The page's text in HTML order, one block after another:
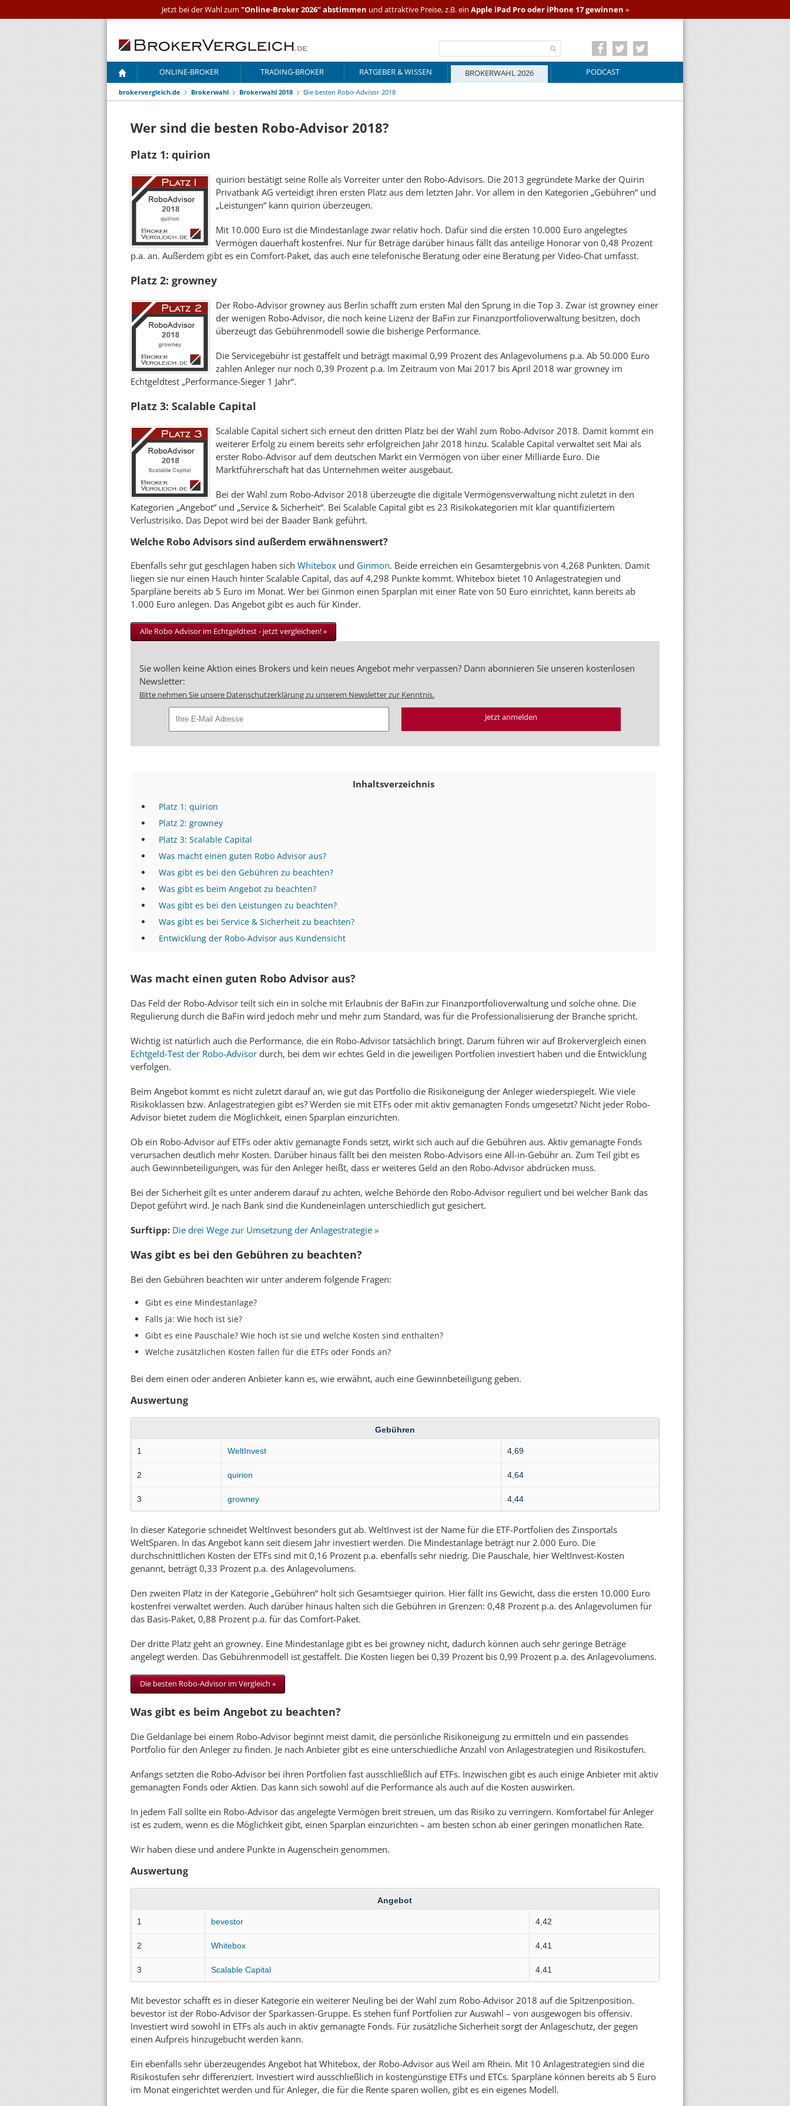
ONLINE-BROKER TRADING-BROKER RATGEBER & WISSEN BROKERWAHL 2026 PODCAST
brokervergleich.de Brokerwahl Brokerwahl 2018 Die besten Robo-Advisor 2018
Wer sind die besten Robo-Advisor 2018?
Platz 1: quirion
quirion bestätigt seine Rolle als Vorreiter unter den Robo-Advisors. Die 2013 gegründete Marke der Quirin
Privatbank AG verteidigt ihren ersten Platz aus dem letzten Jahr. Vor allem in den Kategorien „Gebühren“ und
„Leistungen“ kann quirion überzeugen.
Mit 10.000 Euro ist die Mindestanlage zwar relativ hoch. Dafür sind die ersten 10.000 Euro angelegtes
Vermögen dauerhaft kostenfrei. Nur für Beträge darüber hinaus fällt das anteilige Honorar von 0,48 Prozent
p.a. an. Außerdem gibt es ein Comfort-Paket, das auch eine telefonische Beratung oder eine Beratung per Video-Chat umfasst.
Platz 2: growney
Der Robo-Advisor growney aus Berlin schafft zum ersten Mal den Sprung in die Top 3. Zwar ist growney einer
der wenigen Robo-Advisor, die noch keine Lizenz der BaFin zur Finanzportfolioverwaltung besitzen, doch
überzeugt das Gebührenmodell sowie die bisherige Performance.
Die Servicegebühr ist gestaffelt und beträgt maximal 0,99 Prozent des Anlagevolumens p.a. Ab 50.000 Euro
zahlen Anleger nur noch 0,39 Prozent p.a. Im Zeitraum von Mai 2017 bis April 2018 war growney im
Echtgeldtest „Performance-Sieger 1 Jahr“.
Platz 3: Scalable Capital
Scalable Capital sichert sich erneut den dritten Platz bei der Wahl zum Robo-Advisor 2018. Damit kommt ein
weiterer Erfolg zu einem bereits sehr erfolgreichen Jahr 2018 hinzu. Scalable Capital verwaltet seit Mai als
erster Robo-Advisor auf dem deutschen Markt ein Vermögen von über einer Milliarde Euro. Die
Marktführerschaft hat das Unternehmen weiter ausgebaut.
Bei der Wahl zum Robo-Advisor 2018 überzeugte die digitale Vermögensverwaltung nicht zuletzt in den
Kategorien „Angebot“ und „Service & Sicherheit“. Bei Scalable Capital gibt es 23 Risikokategorien mit klar quantifiziertem
Verlustrisiko. Das Depot wird bei der Baader Bank geführt.
Welche Robo Advisors sind außerdem erwähnenswert?
Ebenfalls sehr gut geschlagen haben sich Whitebox und Ginmon. Beide erreichen ein Gesamtergebnis von 4,268 Punkten. Damit
liegen sie nur einen Hauch hinter Scalable Capital, das auf 4,298 Punkte kommt. Whitebox bietet 10 Anlagestrategien und
Sparpläne bereits ab 5 Euro im Monat. Wer bei Ginmon einen Sparplan mit einer Rate von 50 Euro einrichtet, kann bereits ab
1.000 Euro anlegen. Das Angebot gibt es auch für Kinder.
Alle Robo Advisor im Echtgeldtest - jetzt vergleichen! »
Sie wollen keine Aktion eines Brokers und kein neues Angebot mehr verpassen? Dann abonnieren Sie unseren kostenlosen
Newsletter:
Bitte nehmen Sie unsere Datenschutzerklärung zu unserem Newsletter zur Kenntnis.
Jetzt anmelden
Inhaltsverzeichnis
Platz 1: quirion
Platz 2: growney
Platz 3: Scalable Capital
Was macht einen guten Robo Advisor aus?
Was gibt es bei den Gebühren zu beachten?
Was gibt es beim Angebot zu beachten?
Was gibt es bei den Leistungen zu beachten?
Was gibt es bei Service & Sicherheit zu beachten?
Entwicklung der Robo-Advisor aus Kundensicht
Was macht einen guten Robo Advisor aus?
Das Feld der Robo-Advisor teilt sich ein in solche mit Erlaubnis der BaFin zur Finanzportfolioverwaltung und solche ohne. Die
Regulierung durch die BaFin wird jedoch mehr und mehr zum Standard, was für die Professionalisierung der Branche spricht.
Wichtig ist natürlich auch die Performance, die ein Robo-Advisor tatsächlich bringt. Darum führen wir auf Brokervergleich einen
Echtgeld-Test der Robo-Advisor durch, bei dem wir echtes Geld in die jeweiligen Portfolien investiert haben und die Entwicklung
verfolgen.
Beim Angebot kommt es nicht zuletzt darauf an, wie gut das Portfolio die Risikoneigung der Anleger wiederspiegelt. Wie viele
Risikoklassen bzw. Anlagestrategien gibt es? Werden sie mit ETFs oder mit aktiv gemanagten Fonds umgesetzt? Nicht jeder Robo-
Advisor bietet zudem die Möglichkeit, einen Sparplan einzurichten.
Ob ein Robo-Advisor auf ETFs oder aktiv gemanagte Fonds setzt, wirkt sich auch auf die Gebühren aus. Aktiv gemanagte Fonds
verursachen deutlich mehr Kosten. Darüber hinaus fällt bei den meisten Robo-Advisors eine All-in-Gebühr an. Zum Teil gibt es
auch Gewinnbeteiligungen, was für den Anleger heißt, dass er weiteres Geld an den Robo-Advisor abdrücken muss.
Bei der Sicherheit gilt es unter anderem darauf zu achten, welche Behörde den Robo-Advisor reguliert und bei welcher Bank das
Depot geführt wird. Je nach Bank sind die Kundeneinlagen unterschiedlich gut gesichert.
Surftipp: Die drei Wege zur Umsetzung der Anlagestrategie »
Was gibt es bei den Gebühren zu beachten?
Bei den Gebühren beachten wir unter anderem folgende Fragen:
Gibt es eine Mindestanlage?
Falls ja: Wie hoch ist sie?
Gibt es eine Pauschale? Wie hoch ist sie und welche Kosten sind enthalten?
Welche zusätzlichen Kosten fallen für die ETFs oder Fonds an?
Bei dem einen oder anderen Anbieter kann es, wie erwähnt, auch eine Gewinnbeteiligung geben.
Auswertung
Gebühren
1 WeltInvest 4,69
2 quirion 4,64
3 growney 4,44
In dieser Kategorie schneidet WeltInvest besonders gut ab. WeltInvest ist der Name für die ETF-Portfolien des Zinsportals
WeltSparen. In das Angebot kann seit diesem Jahr investiert werden. Die Mindestanlage beträgt nur 2.000 Euro. Die
durchschnittlichen Kosten der ETFs sind mit 0,16 Prozent p.a. ebenfalls sehr niedrig. Die Pauschale, hier WeltInvest-Kosten
genannt, beträgt 0,33 Prozent p.a. des Anlagevolumens.
Den zweiten Platz in der Kategorie „Gebühren“ holt sich Gesamtsieger quirion. Hier fällt ins Gewicht, dass die ersten 10.000 Euro
kostenfrei verwaltet werden. Auch darüber hinaus halten sich die Gebühren in Grenzen: 0,48 Prozent p.a. des Anlagevolumen für
das Basis-Paket, 0,88 Prozent p.a. für das Comfort-Paket.
Der dritte Platz geht an growney. Eine Mindestanlage gibt es bei growney nicht, dadurch können auch sehr geringe Beträge
angelegt werden. Das Gebührenmodell ist gestaffelt. Die Kosten liegen bei 0,39 Prozent bis 0,99 Prozent p.a. des Anlagevolumens.
Die besten Robo-Advisor im Vergleich »
Was gibt es beim Angebot zu beachten?
Die Geldanlage bei einem Robo-Advisor beginnt meist damit, die persönliche Risikoneigung zu ermitteln und ein passendes
Portfolio für den Anleger zu finden. Je nach Anbieter gibt es eine unterschiedliche Anzahl von Anlagestrategien und Risikostufen.
Anfangs setzten die Robo-Advisor bei ihren Portfolien fast ausschließlich auf ETFs. Inzwischen gibt es auch einige Anbieter mit aktiv
gemanagten Fonds oder Aktien. Das kann sich sowohl auf die Performance als auch auf die Kosten auswirken.
In jedem Fall sollte ein Robo-Advisor das angelegte Vermögen breit streuen, um das Risiko zu verringern. Komfortabel für Anleger
ist es zudem, wenn es die Möglichkeit gibt, einen Sparplan einzurichten – am besten schon ab einer geringen monatlichen Rate.
Wir haben diese und andere Punkte in Augenschein genommen.
Auswertung
Angebot
1 bevestor 4,42
2 Whitebox 4,41
3 Scalable Capital 4,41
Mit bevestor schafft es in dieser Kategorie ein weiterer Neuling bei der Wahl zum Robo-Advisor 2018 auf die Spitzenposition.
bevestor ist der Robo-Advisor der Sparkassen-Gruppe. Es stehen fünf Portfolien zur Auswahl – von ausgewogen bis offensiv.
Investiert wird sowohl in ETFs als auch in aktiv gemanagte Fonds. Für zusätzliche Sicherheit sorgt der Anlageschutz, der gegen
einen Aufpreis hinzugebucht werden kann.
Ein ebenfalls sehr überzeugendes Angebot hat Whitebox, der Robo-Advisor aus Weil am Rhein. Mit 10 Anlagestrategien sind die
Risikostufen sehr differenziert. Investiert wird ausschließlich in kostengünstige ETFs und ETCs. Sparpläne können bereits ab 5 Euro
im Monat eingerichtet werden und für Anleger, die für die Rente sparen wollen, gibt es ein eigenes Modell.
Jetzt bei der Wahl zum "Online-Broker 2026" abstimmen und attraktive Preise, z.B. ein Apple iPad Pro oder iPhone 17 gewinnen »